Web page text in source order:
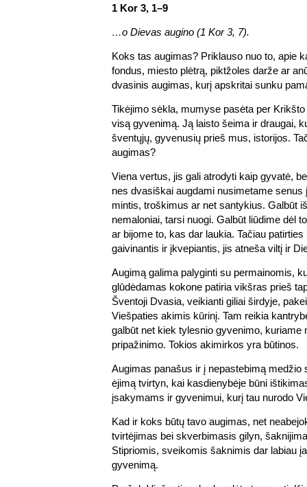
1 Kor 3, 1–9
…o Dievas augino (1 Kor 3, 7).
Koks tas augimas? Priklauso nuo to, apie
fondus, miesto plėtrą, piktžoles darže ar
dvasinis augimas, kurį apskritai sunku
Tikėjimo sėkla, mumyse pasėta per
visą gyvenimą. Ją laisto šeima ir draugai,
šventųjų, gyvenusių prieš mus, istorijos.
augimas?
Viena vertus, jis gali atrodyti kaip gyvatė,
nes dvasiškai augdami nusimetame
mintis, troškimus ar net santykius. Galbūt
nemaloniai, tarsi nuogi. Galbūt liūdime dėl
ar bijome to, kas dar laukia. Tačiau
gaivinantis ir įkvepiantis, jis atneša viltį ir
Augimą galima palyginti su permainomis,
glūdėdamas kokone patiria vikšras prieš
Šventoji Dvasia, veikianti giliai širdyje,
Viešpaties akimis kūrinį. Tam reikia
galbūt net kiek tylesnio gyvenimo, kuriame
pripažinimo. Tokios akimirkos yra būtinos.
Augimas panašus ir į nepastebimą medžio
ėjimą tvirtyn, kai kasdienybėje būni
įsakymams ir gyvenimui, kurį tau nurodo
Kad ir koks būtų tavo augimas, net
tvirtėjimas bei skverbimasis gilyn,
Stipriomis, sveikomis šaknimis dar labiau
gyvenimą.